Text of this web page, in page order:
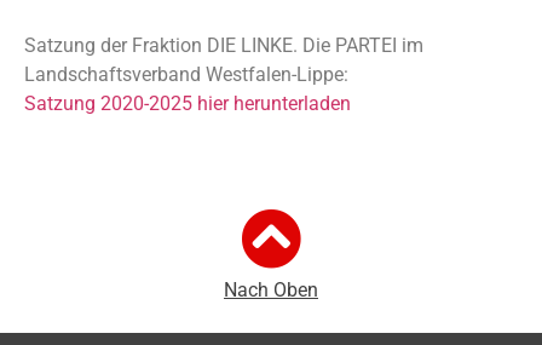
Satzung der Fraktion DIE LINKE. Die PARTEI im
Landschaftsverband Westfalen-Lippe:
Satzung 2020-2025 hier herunterladen
Nach Oben